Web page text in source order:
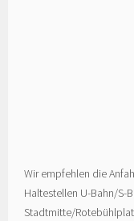
Wir empfehlen die
Haltestellen U-Bahn/S-
Stadtmitte/